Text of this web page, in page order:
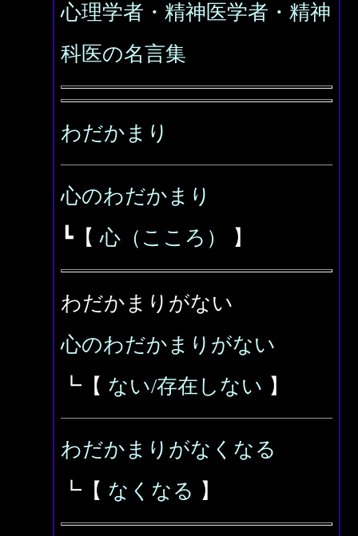
心理学者・精神医学者・精神
科医の名言集
わだかまり
心のわだかまり
┗【心（こころ） 】
わだかまりがない
心のわだかまりがない
┗【 ない/存在しない 】
わだかまりがなくなる
┗【 なくなる 】